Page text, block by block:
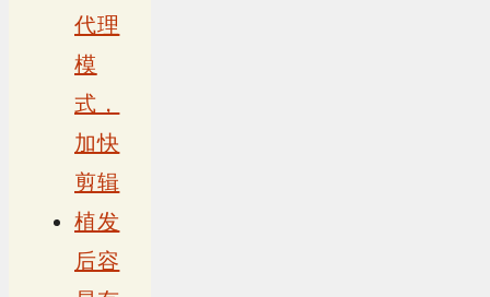
代理
模
式，
加快
剪辑
植发
后容